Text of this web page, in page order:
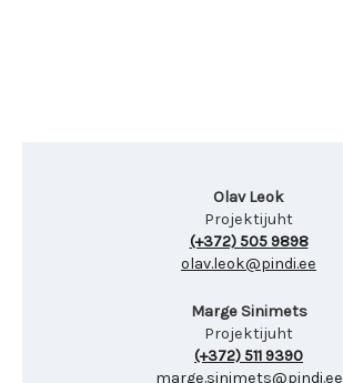
Olav Leok
Projektijuht
(+372) 505 9898
olav.leok@pindi.ee
Marge Sinimets
Projektijuht
(+372) 511 9390
marge.sinimets@pindi.ee